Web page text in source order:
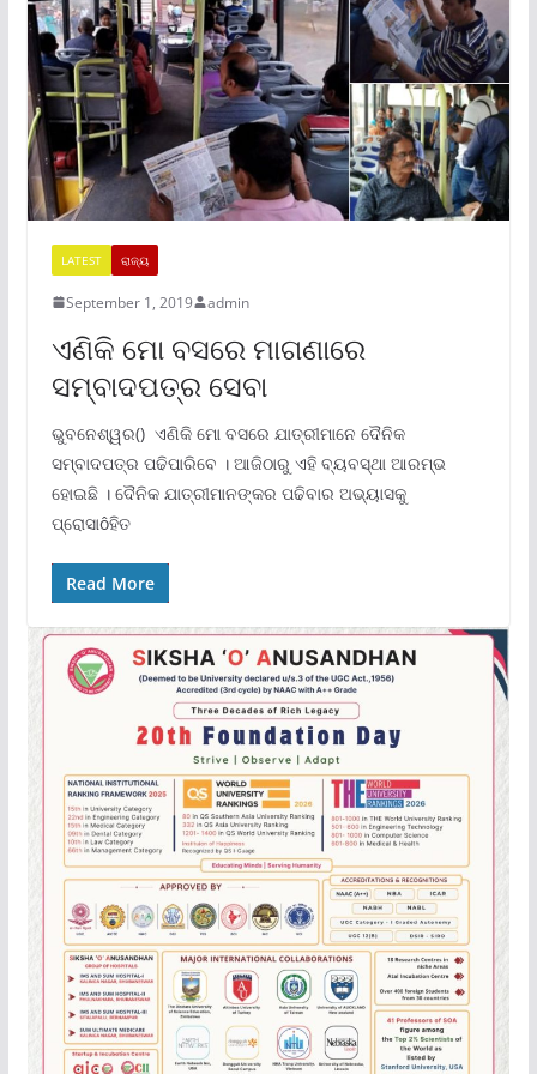
LATEST ରାଜ୍ୟ
September 1, 2019 admin
ଏଣିକି ମୋ ବସରେ ମାଗଣାରେ
ସମ୍ବାଦପତ୍ର ସେବା
ଭୁବନେଶ୍ୱର() ଏଣିକି ମୋ ବସରେ ଯାତ୍ରୀମାନେ ଦୈନିକ
ସମ୍ବାଦପତ୍ର ପଢିପାରିବେ । ଆଜିଠାରୁ ଏହି ବ୍ୟବସ୍ଥା ଆରମ୍ଭ
ହୋଇଛି । ଦୈନିକ ଯାତ୍ରୀମାନଙ୍କର ପଢିବାର ଅଭ୍ୟାସକୁ
ପ୍ରୋସାôହିତ
Read More